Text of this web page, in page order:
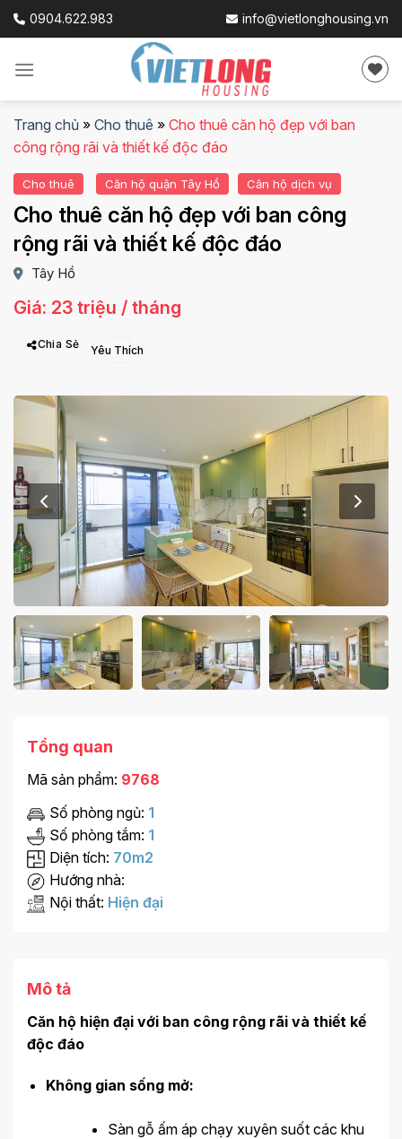
Skip
0904.622.983 info@vietlonghousing.vn
Trang chủ » Cho thuê » Cho thuê căn hộ đẹp với ban
công rộng rãi và thiết kế độc đáo
Cho thuê Căn hộ quận Tây Hồ Căn hộ dịch vụ
Cho thuê căn hộ đẹp với ban công
rộng rãi và thiết kế độc đáo
Tây Hồ
Giá: 23 triệu / tháng
Chia Sẻ
Tổng quan
Mã sản phẩm: 9768
Số phòng ngủ: 1
Số phòng tắm: 1
Diện tích: 70m2
Hướng nhà:
Nội thất: Hiện đại
Mô tả
Căn hộ hiện đại với ban công rộng rãi và thiết kế
độc đáo
Không gian sống mở:
Sàn gỗ ấm áp chạy xuyên suốt các khu